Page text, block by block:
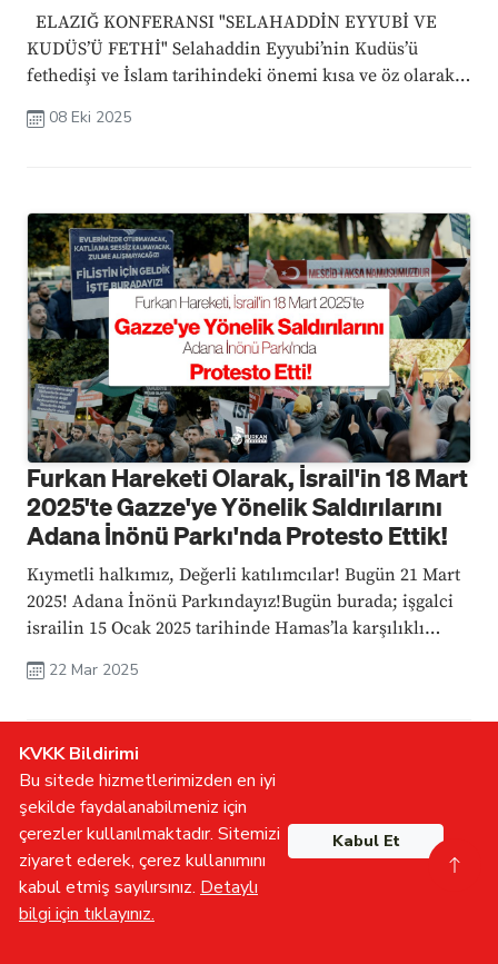
ELAZIĞ KONFERANSI "SELAHADDİN EYYUBİ VE
KUDÜS’Ü FETHİ" Selahaddin Eyyubi’nin Kudüs’ü
fethedişi ve İslam tarihindeki önemi kısa ve öz olarak
bağlantısını kavrayacaktır. Konferans Bilgileri Tarih:
08 Eki 2025
Furkan Hareketi Olarak, İsrail'in 18 Mart
2025'te Gazze'ye Yönelik Saldırılarını
Adana İnönü Parkı'nda Protesto Ettik!
Kıymetli halkımız, Değerli katılımcılar! Bugün 21 Mart
2025! Adana İnönü Parkındayız!Bugün burada; işgalci
israilin 15 Ocak 2025 tarihinde Hamas’la karşılıklı
taraflı olarak bozması ...
22 Mar 2025
Basın Bildirileri
Batman’da Ramazan Brandasına Yönelik
Polisin Orantısız Müdahalesi Hakkında
KVKK Bildirimi
Bu sitede hizmetlerimizden en iyi
şekilde faydalanabilmeniz için
çerezler kullanılmaktadır. Sitemizi
ziyaret ederek, çerez kullanımını
kabul etmiş sayılırsınız. Detaylı
bilgi için tıklayınız.
Kabul Et